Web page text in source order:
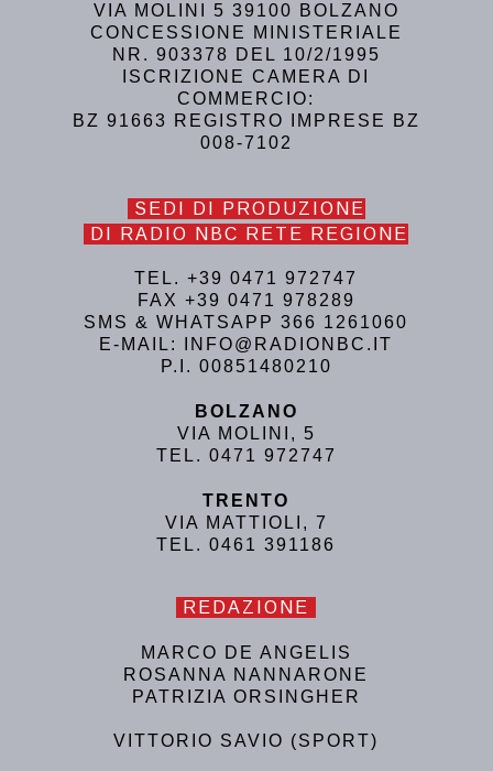
VIA MOLINI 5 39100 BOLZANO
CONCESSIONE MINISTERIALE
NR. 903378 DEL 10/2/1995
ISCRIZIONE CAMERA DI
COMMERCIO:
BZ 91663 REGISTRO IMPRESE BZ
008-7102
SEDI DI PRODUZIONE
DI RADIO NBC RETE REGIONE
TEL. +39 0471 972747
FAX +39 0471 978289
SMS & WHATSAPP 366 1261060
E-MAIL: INFO@RADIONBC.IT
P.I. 00851480210
BOLZANO
VIA MOLINI, 5
TEL. 0471 972747
TRENTO
VIA MATTIOLI, 7
TEL. 0461 391186
REDAZIONE
MARCO DE ANGELIS
ROSANNA NANNARONE
PATRIZIA ORSINGHER
VITTORIO SAVIO (SPORT)